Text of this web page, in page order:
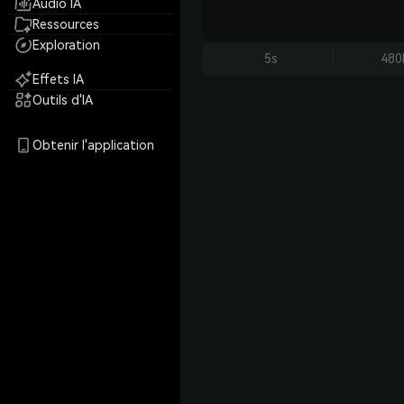
Audio IA
Ressources
Exploration
Effets IA
Outils d'IA
Obtenir l'application
5s